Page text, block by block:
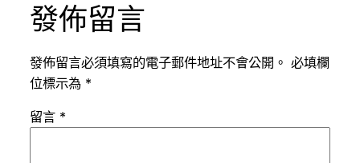
發佈留言
發佈留言必須填寫的電子郵件地址不會公開。 必填欄
位標示為 *
留言 *